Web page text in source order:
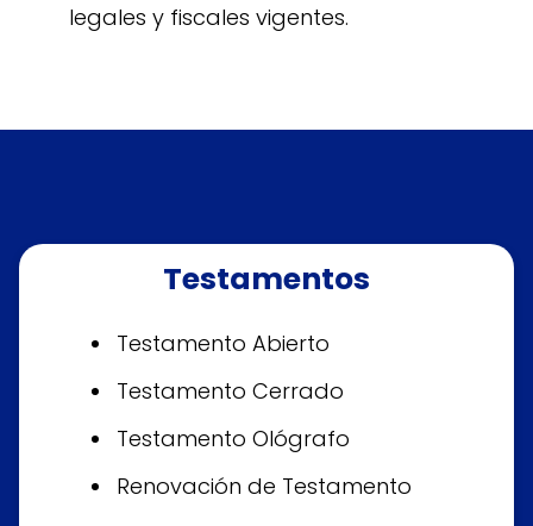
legales y fiscales vigentes.
Testamentos
Testamento Abierto
Testamento Cerrado
Testamento Ológrafo
Renovación de Testamento